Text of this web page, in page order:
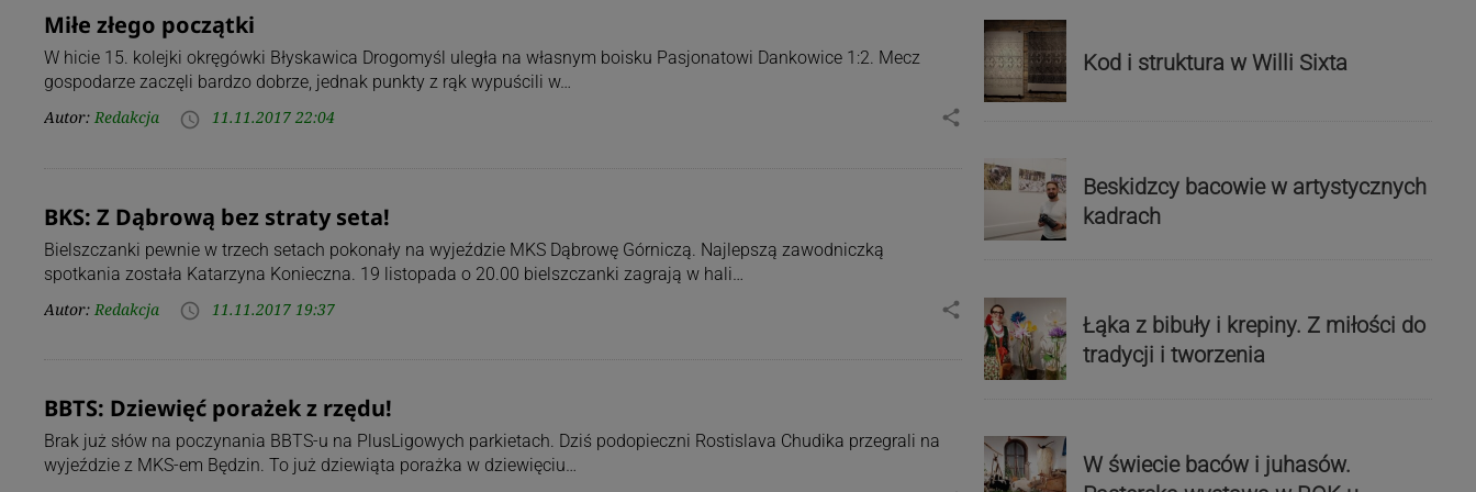
Miłe złego początki
W hicie 15. kolejki okręgówki Błyskawica Drogomyśl uległa na własnym boisku Pasjonatowi Dankowice 1:2. Mecz
gospodarze zaczęli bardzo dobrze, jednak punkty z rąk wypuścili w…
Autor: Redakcja access_time 11.11.2017 22:04 share
BKS: Z Dąbrową bez straty seta!
Bielszczanki pewnie w trzech setach pokonały na wyjeździe MKS Dąbrowę Górniczą. Najlepszą zawodniczką
spotkania została Katarzyna Konieczna. 19 listopada o 20.00 bielszczanki zagrają w hali…
Autor: Redakcja access_time 11.11.2017 19:37 share
BBTS: Dziewięć porażek z rzędu!
Brak już słów na poczynania BBTS-u na PlusLigowych parkietach. Dziś podopieczni Rostislava Chudika przegrali na
wyjeździe z MKS-em Będzin. To już dziewiąta porażka w dziewięciu…
Kod i struktura w Willi Sixta
Beskidzcy bacowie w artystycznych
kadrach
Łąka z bibuły i krepiny. Z miłości do
tradycji i tworzenia
W świecie baców i juhasów.